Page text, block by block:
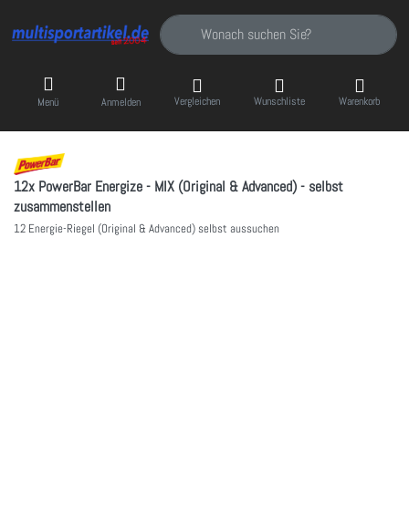
Geben Sie einen Suchbegriff ein. Während
Menü Anmelden Vergleichen Wunschliste Warenkorb
12x PowerBar Energize - MIX (Original & Advanced) - selbst
zusammenstellen
12 Energie-Riegel (Original & Advanced) selbst aussuchen